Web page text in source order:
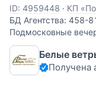
ID: 4959448 · КП
БД Агентства: 458-
Подмосковные
примыкающий к
территории и
Участок находится в
Белые
Получена